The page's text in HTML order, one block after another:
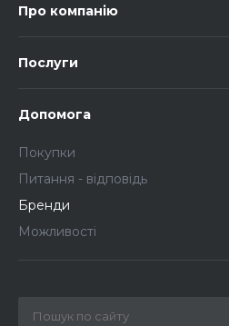
Про компанію
Послуги
Допомога
Покупки
Питання - відповідь
Бренди
Можливості